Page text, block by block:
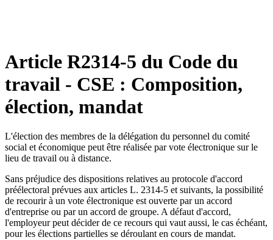
Article R2314-5 du Code du
travail - CSE : Composition,
élection, mandat
L'élection des membres de la délégation du personnel du comité
social et économique peut être réalisée par vote électronique sur le
lieu de travail ou à distance.
Sans préjudice des dispositions relatives au protocole d'accord
préélectoral prévues aux articles L. 2314-5 et suivants, la possibilité
de recourir à un vote électronique est ouverte par un accord
d'entreprise ou par un accord de groupe. A défaut d'accord,
l'employeur peut décider de ce recours qui vaut aussi, le cas échéant,
pour les élections partielles se déroulant en cours de mandat.